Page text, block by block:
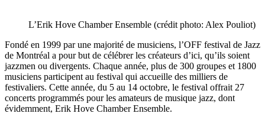
L’Erik Hove Chamber Ensemble (crédit photo: Alex Pouliot)
Fondé en 1999 par une majorité de musiciens, l’OFF festival de Jazz
de Montréal a pour but de célébrer les créateurs d’ici, qu’ils soient
jazzmen ou divergents. Chaque année, plus de 300 groupes et 1800
musiciens participent au festival qui accueille des milliers de
festivaliers. Cette année, du 5 au 14 octobre, le festival offrait 27
concerts programmés pour les amateurs de musique jazz, dont
évidemment, Erik Hove Chamber Ensemble.